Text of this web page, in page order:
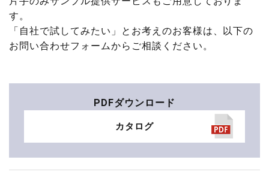
す。
「自社で試してみたい」とお考えのお客様は、以下の
お問い合わせフォームからご相談ください。
PDFダウンロード
カタログ